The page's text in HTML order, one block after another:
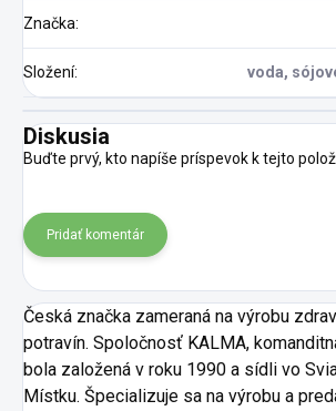
Značka:
Složení: voda,
Diskusia
Buďte prvý, kto napíše príspevok k tejto
Pridať komentár
Česká značka zameraná na výrobu
potravín. Spoločnosť KALMA,
bola založená v roku 1990 a sídli vo
Místku. Špecializuje sa na výrobu a